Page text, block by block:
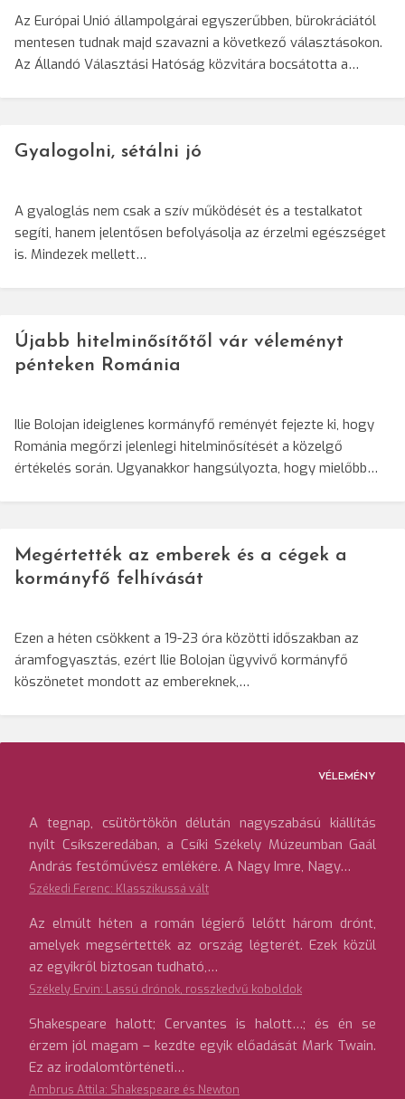
Az Európai Unió állampolgárai egyszerűbben, bürokráciától
mentesen tudnak majd szavazni a következő választásokon.
Az Állandó Választási Hatóság közvitára bocsátotta a…
Gyalogolni, sétálni jó
A gyaloglás nem csak a szív működését és a testalkatot
segíti, hanem jelentősen befolyásolja az érzelmi egészséget
is. Mindezek mellett…
Újabb hitelminősítőtől vár véleményt
pénteken Románia
Ilie Bolojan ideiglenes kormányfő reményét fejezte ki, hogy
Románia megőrzi jelenlegi hitelminősítését a közelgő
értékelés során. Ugyanakkor hangsúlyozta, hogy mielőbb…
Megértették az emberek és a cégek a
kormányfő felhívását
Ezen a héten csökkent a 19-23 óra közötti időszakban az
áramfogyasztás, ezért Ilie Bolojan ügyvivő kormányfő
köszönetet mondott az embereknek,…
VÉLEMÉNY
A tegnap, csütörtökön délután nagyszabású kiállítás
nyílt Csíkszeredában, a Csíki Székely Múzeumban Gaál
András festőművész emlékére. A Nagy Imre, Nagy…
Székedi Ferenc: Klasszikussá vált
Az elmúlt héten a román légierő lelőtt három drónt,
amelyek megsértették az ország légterét. Ezek közül
az egyikről biztosan tudható,…
Székely Ervin: Lassú drónok, rosszkedvű koboldok
Shakespeare halott; Cervantes is halott…; és én se
érzem jól magam – kezdte egyik előadását Mark Twain.
Ez az irodalomtörténeti…
Ambrus Attila: Shakespeare és Newton